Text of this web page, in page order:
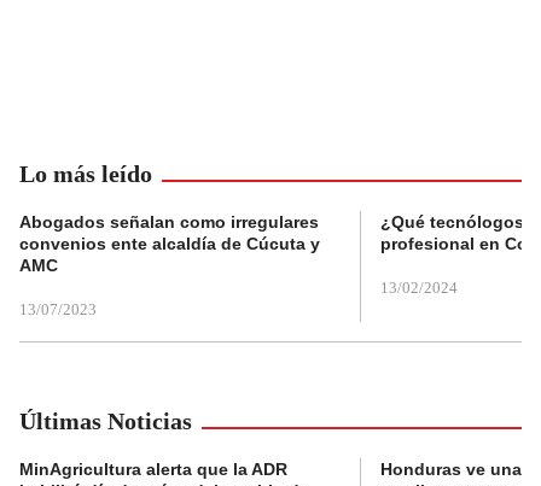
Lo más leído
Abogados señalan como irregulares
convenios ente alcaldía de Cúcuta y
AMC
13/07/2023
¿Qué tecnólogos
profesional en
13/02/2024
Últimas Noticias
MinAgricultura alerta que la ADR
Honduras ve una